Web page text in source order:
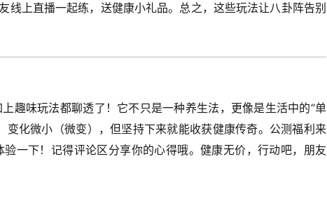
线上直播一起练，送健康小礼品。总之，这些玩法让八卦阵告别
趣味玩法都聊透了！它不只是一种养生法，更像是生活中的“单
化微小（微变），但坚持下来就能收获健康传奇。公测福利来
一下！记得评论区分享你的心得哦。健康无价，行动吧，朋友